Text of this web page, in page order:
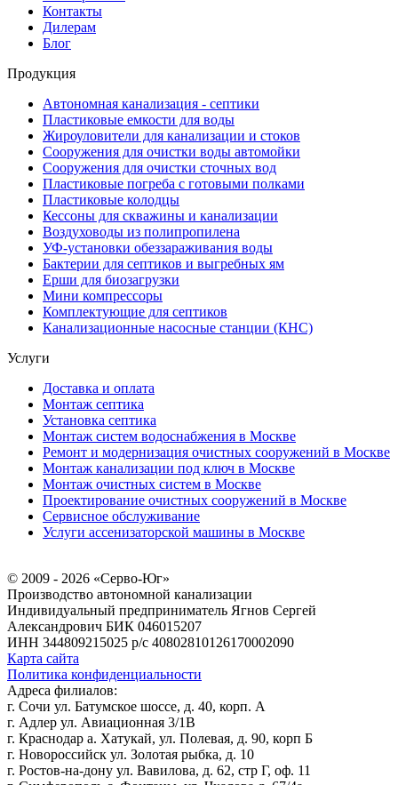
Контакты
Дилерам
Блог
Продукция
Автономная канализация - септики
Пластиковые емкости для воды
Жироуловители для канализации и стоков
Сооружения для очистки воды автомойки
Сооружения для очистки сточных вод
Пластиковые погреба с готовыми полками
Пластиковые колодцы
Кессоны для скважины и канализации
Воздуховоды из полипропилена
УФ-установки обеззараживания воды
Бактерии для септиков и выгребных ям
Ерши для биозагрузки
Мини компрессоры
Комплектующие для септиков
Канализационные насосные станции (КНС)
Услуги
Доставка и оплата
Монтаж септика
Установка септика
Монтаж систем водоснабжения в Москве
Ремонт и модернизация очистных сооружений в Москве
Монтаж канализации под ключ в Москве
Монтаж очистных систем в Москве
Проектирование очистных сооружений в Москве
Сервисное обслуживание
Услуги ассенизаторской машины в Москве
© 2009 - 2026 «Серво-Юг»
Производство автономной канализации
Индивидуальный предприниматель Ягнов Сергей
Александрович БИК 046015207
ИНН 344809215025 р/с 40802810126170002090
Карта сайта
Политика конфиденциальности
Адреса филиалов:
г. Сочи ул. Батумское шоссе, д. 40, корп. А
г. Адлер ул. Авиационная 3/1В
г. Краснодар а. Хатукай, ул. Полевая, д. 90, корп Б
г. Новороссийск ул. Золотая рыбка, д. 10
г. Ростов-на-дону ул. Вавилова, д. 62, стр Г, оф. 11